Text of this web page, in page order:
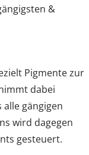
&
Pigmente zur
dabei
gängigen
wird dagegen
gesteuert.